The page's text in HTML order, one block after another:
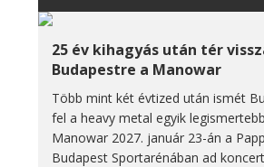
25 év kihagyás után tér
Budapestre a Manowar
Több mint két évtized után ismét
fel a heavy metal egyik
Manowar 2027. január 23-án a
Budapest Sportarénában ad